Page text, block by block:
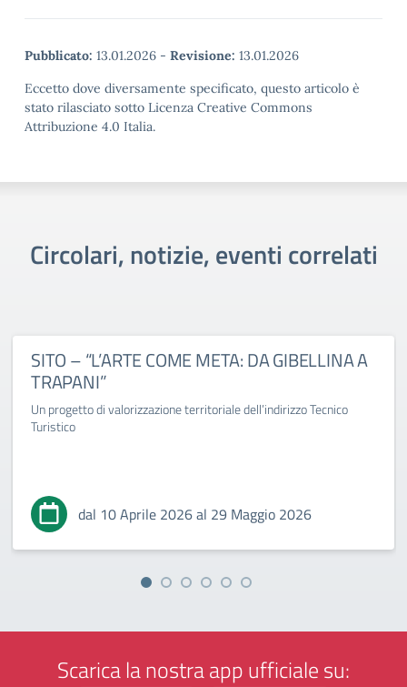
Pubblicato: 13.01.2026 - Revisione: 13.01.2026
Eccetto dove diversamente specificato, questo articolo è
stato rilasciato sotto Licenza Creative Commons
Attribuzione 4.0 Italia.
Circolari, notizie, eventi correlati
SITO – “L’ARTE COME META: DA GIBELLINA A
TRAPANI”
Un progetto di valorizzazione territoriale dell’indirizzo Tecnico
Turistico
dal 10 Aprile 2026 al 29 Maggio 2026
Scarica la nostra app ufficiale su: